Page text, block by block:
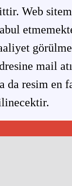
Web
mail
da resim en